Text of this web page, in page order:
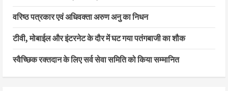
वरिष्ठ पत्रकार एवं अधिवक्ता अरुण अनु का निधन
टीवी, मोबाईल और इंटरनेट के दौर में घट गया पतंगबाजी का शौक
स्वैच्छिक रक्तदान के लिए सर्व सेवा समिति को किया सम्मानित